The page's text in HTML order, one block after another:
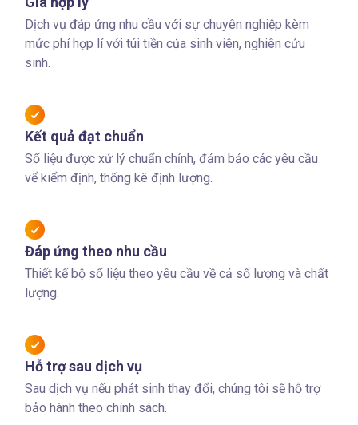
Dịch vụ đáp ứng nhu cầu với sự chuyên nghiệp kèm
mức phí hợp lí với túi tiền của sinh viên, nghiên cứu
sinh.
Kết quả đạt chuẩn
Số liệu được xử lý chuẩn chỉnh, đảm bảo các yêu cầu
vể kiểm định, thống kê định lượng.
Đáp ứng theo nhu cầu
Thiết kế bộ số liệu theo yêu cầu về cả số lượng và chất
lượng.
Hỗ trợ sau dịch vụ
Sau dịch vụ nếu phát sinh thay đổi, chúng tôi sẽ hỗ trợ
bảo hành theo chính sách.